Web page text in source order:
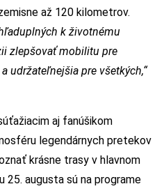
až 120 kilometrov.
k životnému
zlepšovať mobilitu pre
udržateľnejšia pre všetkých,“
aj fanúšikom
legendárnych pretekov
krásne trasy v hlavnom
augusta sú na programe